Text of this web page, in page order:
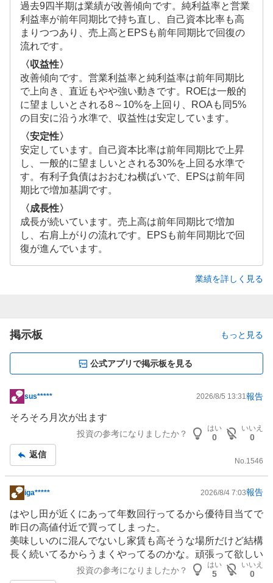
過去9四半期は業績が改善傾向です。純利益率と営業
利益率が前年同期比で持ち直し、自己資本比率も高
まりつつあり、売上高とEPSも前年同期比で回復の
流れです。
〈収益性〉
改善傾向です。営業利益率と純利益率は前年同期比
で上向き、直近もやや強い動きです。ROEは一般的
に望ましいとされる8～10%を上回り、ROAも同5%
の目安に沿う水準で、収益性は安定しています。
〈安定性〉
安定しています。自己資本比率は前年同期比で上昇
し、一般的に望ましいとされる30%を上回る水準で
す。有利子負債はおおむね横ばいで、EPSは前年同
期比で増加基調です。
〈成長性〉
成長が続いています。売上高は前年同期比で増加
し、右肩上がりの流れです。EPSも前年同期比で回
復が進んでいます。
業績を詳しく見る
掲示板 もっと見る
公式アプリで掲示板を見る
掲
示
記
事
sus***** 2026/8/5 13:31報告
そろそろ月次が出ます
投資の参考になりましたか？
はい
0
いいえ
0
返信
No. 1546
掲
示
板
記
事
iga***** 2026/8/4 7:03報告
はやし田が近くにあって年数回行ってるから優待目当てで
昨日の高値付近で買ってしまった。
美味しいのに混んでないし家賃も高そうな場所だけど結構
長く続いてるからうまくやってるのかな。頑張って欲しい
投資の参考になりましたか？
はい
5
いいえ
0